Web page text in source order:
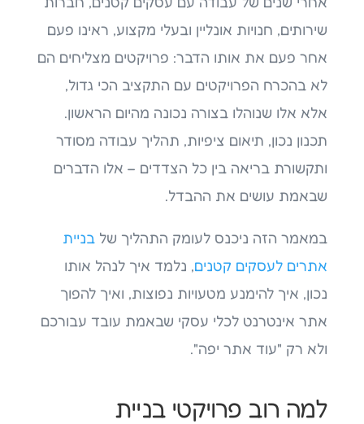
שירותים, חנויות אונליין ובעלי מקצוע, ראינו פעם
אחר פעם את אותו הדבר: פרויקטים מצליחים הם
לא בהכרח הפרויקטים עם התקציב הכי גדול,
אלא אלו שנוהלו בצורה נכונה מהיום הראשון.
תכנון נכון, תיאום ציפיות, תהליך עבודה מסודר
ותקשורת בריאה בין כל הצדדים – אלו הדברים
שבאמת עושים את ההבדל.
במאמר הזה ניכנס לעומק התהליך של בניית
אתרים לעסקים קטנים, נלמד איך לנהל אותו
נכון, איך להימנע מטעויות נפוצות, ואיך להפוך
אתר אינטרנט לכלי עסקי שבאמת עובד עבורכם
ולא רק "עוד אתר יפה".
למה רוב פרויקטי בניית